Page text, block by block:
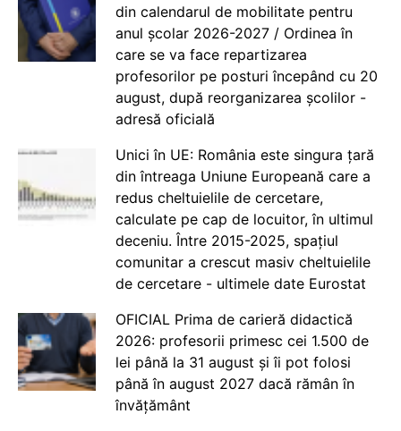
din calendarul de mobilitate pentru
anul școlar 2026-2027 / Ordinea în
care se va face repartizarea
profesorilor pe posturi începând cu 20
august, după reorganizarea școlilor -
adresă oficială
Unici în UE: România este singura țară
din întreaga Uniune Europeană care a
redus cheltuielile de cercetare,
calculate pe cap de locuitor, în ultimul
deceniu. Între 2015-2025, spațiul
comunitar a crescut masiv cheltuielile
de cercetare - ultimele date Eurostat
OFICIAL Prima de carieră didactică
2026: profesorii primesc cei 1.500 de
lei până la 31 august și îi pot folosi
până în august 2027 dacă rămân în
învățământ